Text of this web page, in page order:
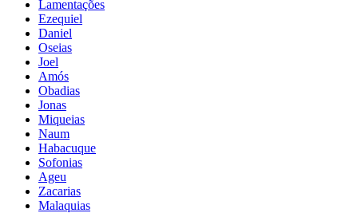
Lamentações
Ezequiel
Daniel
Oseias
Joel
Amós
Obadias
Jonas
Miqueias
Naum
Habacuque
Sofonias
Ageu
Zacarias
Malaquias